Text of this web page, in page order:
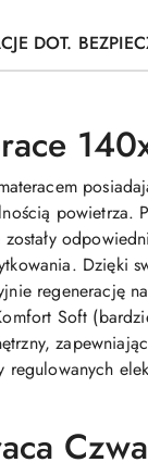
DOT.
regenerację
Soft
regulowanych